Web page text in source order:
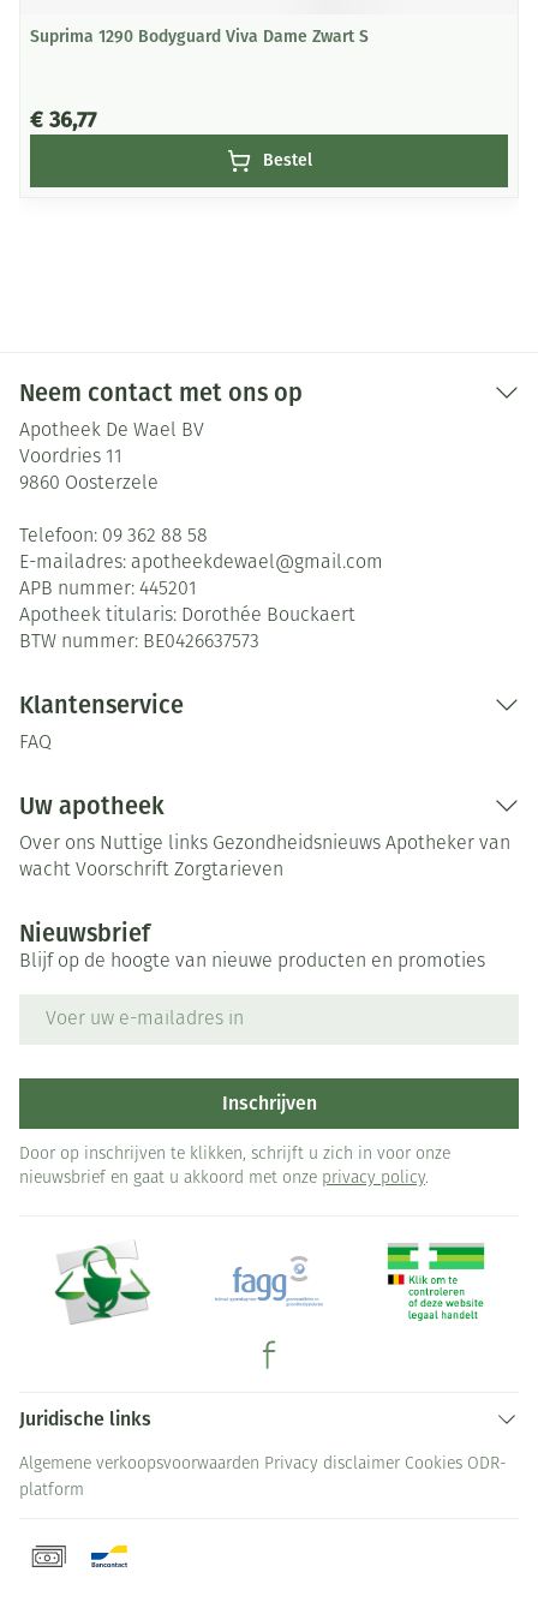
Suprima 1290 Bodyguard Viva Dame Zwart S
€ 36,77
Bestel
Neem contact met ons op
Apotheek De Wael BV
Voordries 11
9860 Oosterzele
Telefoon: 09 362 88 58
E-mailadres: apotheekdewael@gmail.com
APB nummer: 445201
Apotheek titularis: Dorothée Bouckaert
BTW nummer: BE0426637573
Klantenservice
FAQ
Uw apotheek
Over ons Nuttige links Gezondheidsnieuws Apotheker van
wacht Voorschrift Zorgtarieven
Nieuwsbrief
Blijf op de hoogte van nieuwe producten en promoties
Inschrijven
Door op inschrijven te klikken, schrijft u zich in voor onze
nieuwsbrief en gaat u akkoord met onze privacy policy.
Juridische links
Algemene verkoopsvoorwaarden Privacy disclaimer Cookies ODR-
platform